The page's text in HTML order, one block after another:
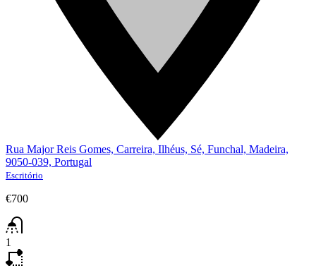
Rua Major Reis Gomes, Carreira, Ilhéus, Sé, Funchal, Madeira,
9050-039, Portugal
Escritório
€700
1